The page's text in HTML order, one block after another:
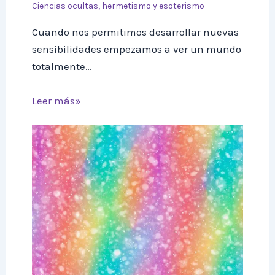
Ciencias ocultas, hermetismo y esoterismo
Cuando nos permitimos desarrollar nuevas
sensibilidades empezamos a ver un mundo
totalmente…
Leer más»